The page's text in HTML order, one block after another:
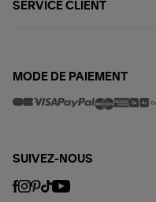
SERVICE CLIENT
MODE DE PAIEMENT
SUIVEZ-NOUS